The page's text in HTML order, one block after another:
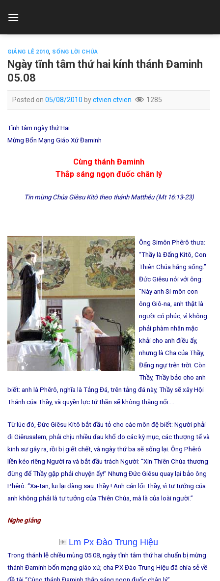
GIẢNG LỄ 2010, SỐNG LỜI CHÚA
Ngày tĩnh tâm thứ hai kính thánh Đaminh
05.08
Posted on 05/08/2010 byctvien ctvien 1285
Tĩnh tâm ngày thứ Hai
Mừng Bổn Mạng Giáo Xứ Đaminh
Cùng thánh Đaminh
Thắp sáng ngọn đuốc chân lý
Tin mừng Chúa Giêsu Kitô theo thánh Matthêu (Mt 16:13-23)
Ông Simôn Phêrô thưa:
“Thầy là Đấng Kitô, Con
Thiên Chúa hằng sống.”
Đức Giêsu nói với ông:
“Này anh Si-môn con
ông Giô-na, anh thật là
người có phúc, vì không
phải phàm nhân mặc
khải cho anh điều ấy,
nhưng là Cha của Thầy,
Đấng ngự trên trời. Còn
Thầy, Thầy bảo cho anh
biết: anh là Phêrô, nghĩa là Tảng Đá, trên tảng đá này, Thầy sẽ xây Hội
Thánh của Thầy, và quyền lực tử thần sẽ không thắng nổi….
Từ lúc đó, Đức Giêsu Kitô bắt đầu tỏ cho các môn đệ biết: Người phải
đi Giêrusalem, phải chịu nhiều đau khổ do các kỳ mục, các thượng tế và
kinh sư gây ra, rồi bị giết chết, và ngày thứ ba sẽ sống lại. Ông Phêrô
liền kéo riêng Người ra và bắt đầu trách Người: “Xin Thiên Chúa thương
đừng để Thầy gặp phải chuyện ấy!” Nhưng Đức Giêsu quay lại bảo ông
Phêrô: “Xa-tan, lui lại đàng sau Thầy ! Anh cản lối Thầy, vì tư tưởng của
anh không phải là tư tưởng của Thiên Chúa, mà là của loài người.”
Nghe giảng
Lm Px Đào Trung Hiệu
Trong thánh lễ chiều mùng 05.08, ngày tĩnh tâm thứ hai chuẩn bị mừng
thánh Đaminh bổn mạng giáo xứ, cha PX Đào Trung Hiệu đã chia sẻ về